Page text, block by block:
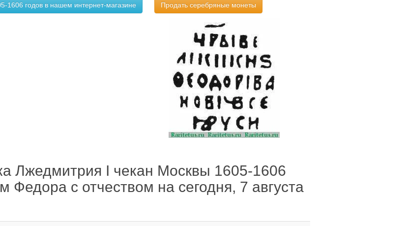
1606 годов в нашем интернет-магазине Продать серебряные монеты
Лжедмитрия I чекан Москвы 1605-1606
с отчеством на сегодня, 7 августа